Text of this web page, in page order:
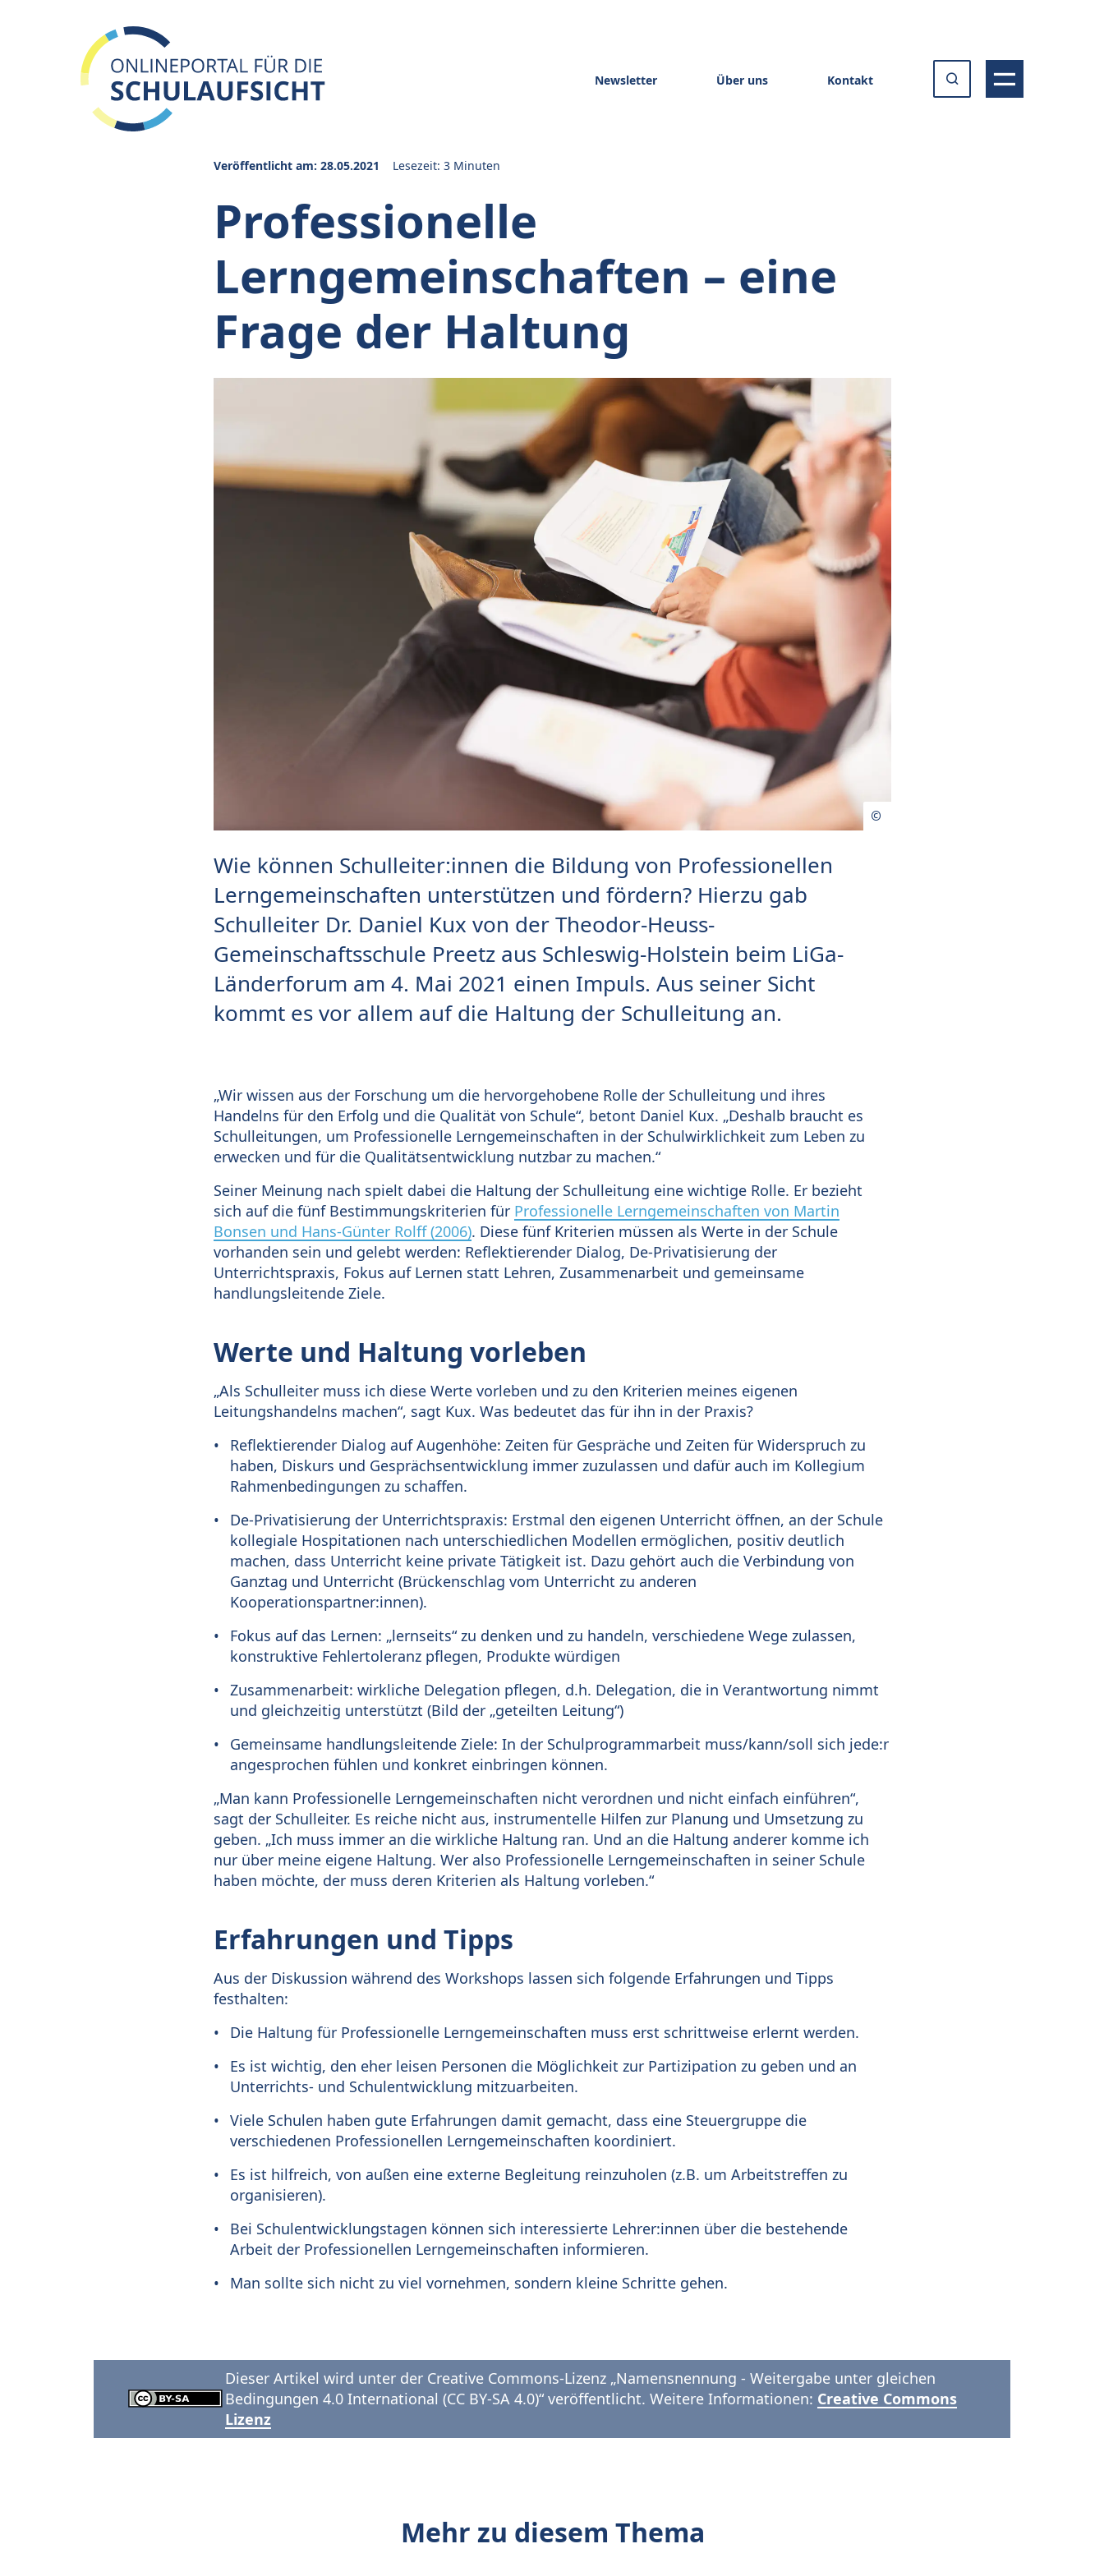
Newsletter Über uns Kontakt
Veröffentlicht am: 28.05.2021 Lesezeit: 3 Minuten
Professionelle
Lerngemeinschaften – eine
Frage der Haltung
Wie können Schulleiter:innen die Bildung von Professionellen
Lerngemeinschaften unterstützen und fördern? Hierzu gab
Schulleiter Dr. Daniel Kux von der Theodor-Heuss-
Gemeinschaftsschule Preetz aus Schleswig-Holstein beim LiGa-
Länderforum am 4. Mai 2021 einen Impuls. Aus seiner Sicht
kommt es vor allem auf die Haltung der Schulleitung an.
„Wir wissen aus der Forschung um die hervorgehobene Rolle der Schulleitung und ihres
Handelns für den Erfolg und die Qualität von Schule“, betont Daniel Kux. „Deshalb braucht es
Schulleitungen, um Professionelle Lerngemeinschaften in der Schulwirklichkeit zum Leben zu
erwecken und für die Qualitätsentwicklung nutzbar zu machen.“
Seiner Meinung nach spielt dabei die Haltung der Schulleitung eine wichtige Rolle. Er bezieht
sich auf die fünf Bestimmungskriterien für Professionelle Lerngemeinschaften von Martin
Bonsen und Hans-Günter Rolff (2006). Diese fünf Kriterien müssen als Werte in der Schule
vorhanden sein und gelebt werden: Reflektierender Dialog, De-Privatisierung der
Unterrichtspraxis, Fokus auf Lernen statt Lehren, Zusammenarbeit und gemeinsame
handlungsleitende Ziele.
Werte und Haltung vorleben
„Als Schulleiter muss ich diese Werte vorleben und zu den Kriterien meines eigenen
Leitungshandelns machen“, sagt Kux. Was bedeutet das für ihn in der Praxis?
Reflektierender Dialog auf Augenhöhe: Zeiten für Gespräche und Zeiten für Widerspruch zu
haben, Diskurs und Gesprächsentwicklung immer zuzulassen und dafür auch im Kollegium
Rahmenbedingungen zu schaffen.
De-Privatisierung der Unterrichtspraxis: Erstmal den eigenen Unterricht öffnen, an der Schule
kollegiale Hospitationen nach unterschiedlichen Modellen ermöglichen, positiv deutlich
machen, dass Unterricht keine private Tätigkeit ist. Dazu gehört auch die Verbindung von
Ganztag und Unterricht (Brückenschlag vom Unterricht zu anderen
Kooperationspartner:innen).
Fokus auf das Lernen: „lernseits“ zu denken und zu handeln, verschiedene Wege zulassen,
konstruktive Fehlertoleranz pflegen, Produkte würdigen
Zusammenarbeit: wirkliche Delegation pflegen, d.h. Delegation, die in Verantwortung nimmt
und gleichzeitig unterstützt (Bild der „geteilten Leitung“)
Gemeinsame handlungsleitende Ziele: In der Schulprogrammarbeit muss/kann/soll sich jede:r
angesprochen fühlen und konkret einbringen können.
„Man kann Professionelle Lerngemeinschaften nicht verordnen und nicht einfach einführen“,
sagt der Schulleiter. Es reiche nicht aus, instrumentelle Hilfen zur Planung und Umsetzung zu
geben. „Ich muss immer an die wirkliche Haltung ran. Und an die Haltung anderer komme ich
nur über meine eigene Haltung. Wer also Professionelle Lerngemeinschaften in seiner Schule
haben möchte, der muss deren Kriterien als Haltung vorleben.“
Erfahrungen und Tipps
Aus der Diskussion während des Workshops lassen sich folgende Erfahrungen und Tipps
festhalten:
Die Haltung für Professionelle Lerngemeinschaften muss erst schrittweise erlernt werden.
Es ist wichtig, den eher leisen Personen die Möglichkeit zur Partizipation zu geben und an
Unterrichts- und Schulentwicklung mitzuarbeiten.
Viele Schulen haben gute Erfahrungen damit gemacht, dass eine Steuergruppe die
verschiedenen Professionellen Lerngemeinschaften koordiniert.
Es ist hilfreich, von außen eine externe Begleitung reinzuholen (z.B. um Arbeitstreffen zu
organisieren).
Bei Schulentwicklungstagen können sich interessierte Lehrer:innen über die bestehende
Arbeit der Professionellen Lerngemeinschaften informieren.
Man sollte sich nicht zu viel vornehmen, sondern kleine Schritte gehen.
Dieser Artikel wird unter der Creative Commons-Lizenz „Namensnennung - Weitergabe unter gleichen
Bedingungen 4.0 International (CC BY-SA 4.0)“ veröffentlicht. Weitere Informationen: Creative Commons
Lizenz
Mehr zu diesem Thema